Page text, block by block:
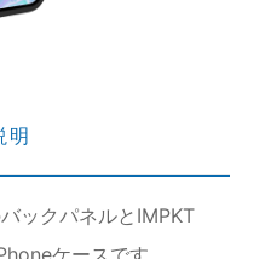
明
ックパネルとIMPKT